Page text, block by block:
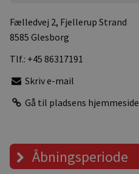
Fælledvej 2, Fjellerup Strand
8585 Glesborg
Tlf.: +45 86317191
Skriv e-mail
Gå til pladsens hjemmeside
Åbningsperiode